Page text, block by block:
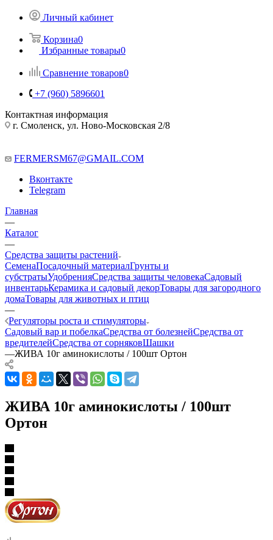
Личный кабинет
Корзина0
Избранные товары0
Сравнение товаров0
+7 (960) 5896601
Контактная информация
г. Смоленск, ул. Ново-Московская 2/8
FERMERSM67@GMAIL.COM
Вконтакте
Telegram
Главная
—
Каталог
—
Средства защиты растений
СеменаПосадочный материалГрунты и
субстратыУдобренияСредства защиты человекаСадовый
инвентарьКерамика и садовый декорТовары для загородного
домаТовары для животных и птиц
—
Регуляторы роста и стимуляторы
Садовый вар и побелкаСредства от болезнейСредства от
вредителейСредства от сорняковШашки
—ЖИВА 10г аминокислоты / 100шт Ортон
ЖИВА 10г аминокислоты / 100шт
Ортон